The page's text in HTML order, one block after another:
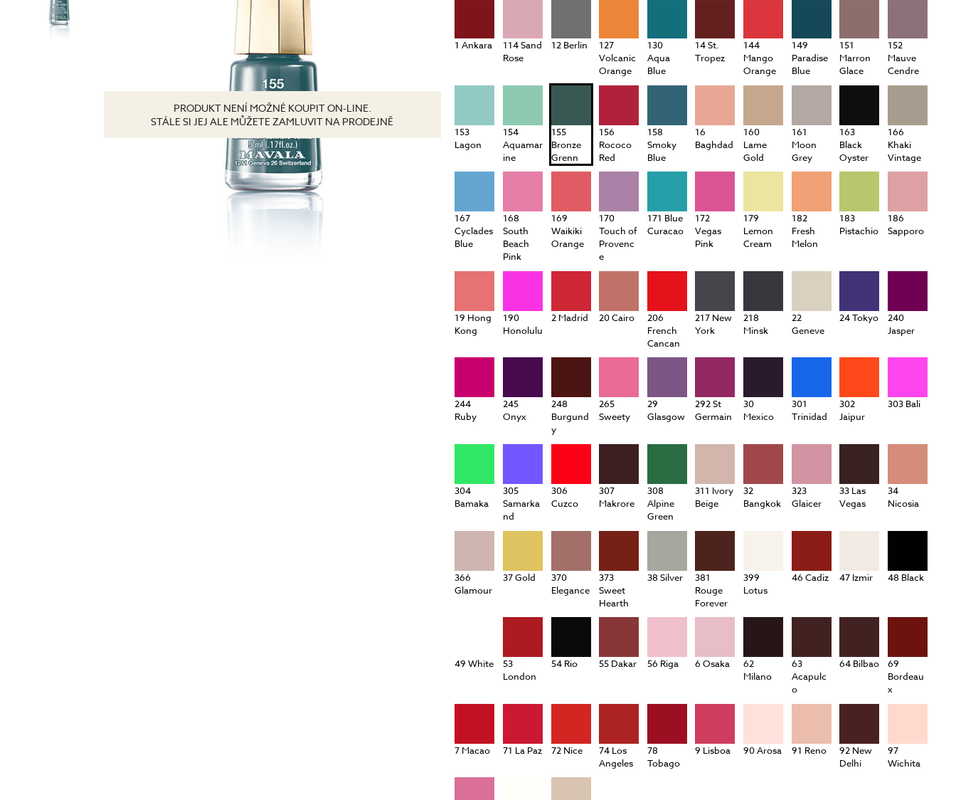
24 hodinové
s SPF
BB/CC krémy
Dárkové kazety
PRODUKT NENÍ MOŽNÉ KOUPIT ON-LINE.
STÁLE SI JEJ ALE MŮŽETE ZAMLUVIT NA PRODEJNĚ
1 Ankara
114 Sand
Rose
12 Berlin
127
Volcanic
Orange
130
Aqua
Blue
14 St.
Tropez
144
Mango
Orange
149
Paradise
Blue
151
Marron
Glace
152
Mauve
Cendre
153
Lagon
154
Aquamar
ine
155
Bronze
Grenn
156
Rococo
Red
158
Smoky
Blue
16
Baghdad
160
Lame
Gold
161
Moon
Grey
163
Black
Oyster
166
Khaki
Vintage
167
Cyclades
Blue
168
South
Beach
Pink
169
Waikiki
Orange
170
Touch of
Provenc
e
171 Blue
Curacao
172
Vegas
Pink
179
Lemon
Cream
182
Fresh
Melon
183
Pistachio
186
Sapporo
19 Hong
Kong
190
Honolulu
2 Madrid 20 Cairo
206
French
Cancan
217 New
York
218
Minsk
22
Geneve
24 Tokyo
240
Jasper
244
Ruby
245
Onyx
248
Burgund
y
265
Sweety
29
Glasgow
292 St
Germain
30
Mexico
301
Trinidad
302
Jaipur
303 Bali
304
Bamaka
305
Samarka
nd
306
Cuzco
307
Makrore
308
Alpine
Green
311 Ivory
Beige
32
Bangkok
323
Glaicer
33 Las
Vegas
34
Nicosia
366
Glamour
37 Gold
370
Elegance
373
Sweet
Hearth
38 Silver
381
Rouge
Forever
399
Lotus
46 Cadiz 47 Izmir 48 Black
49 White
53
London
54 Rio 55 Dakar 56 Riga 6 Osaka
62
Milano
63
Acapulc
o
64 Bilbao
69
Bordeau
x
7 Macao 71 La Paz 72 Nice
74 Los
Angeles
78
Tobago
9 Lisboa 90 Arosa 91 Reno
92 New
Delhi
97
Wichita